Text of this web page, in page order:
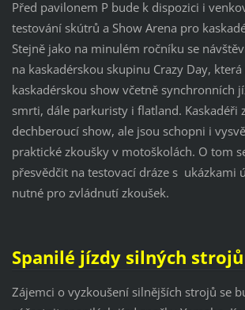
Před pavilonem P bude k dispozici i
testování skútrů a Show Arena pro
Stejně jako na minulém ročníku se
na kaskadérskou skupinu Crazy Day,
kaskadérskou show včetně synchronních
smrti, dále parkuristy i flatland. Kaskadéři
dechberoucí show, ale jsou schopni i
praktické zkoušky v motoškolách. O tom
přesvědčit na testovací dráze s ukázkami
nutné pro zvládnutí zkoušek.
Spanilé jízdy silných
Zájemci o vyzkoušení silnějších strojů se